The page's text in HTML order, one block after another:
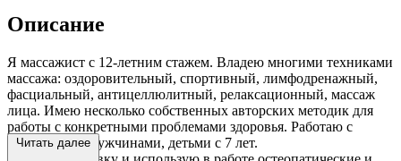
Описание
Я массажист с 12-летним стажем. Владею многими техниками
массажа: оздоровительный, спортивный, лимфодренажный,
фасциальный, антицеллюлитный, релаксационный, массаж
лица. Имею несколько собственных авторских методик для
работы с конкретными проблемами здоровья. Работаю с
женщинами, мужчинами, детьми с 7 лет.
Читать далее